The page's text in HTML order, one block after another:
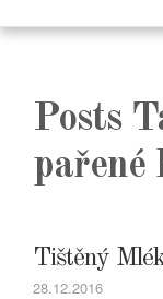
Posts
pařené
Tištěný
28.12.2016